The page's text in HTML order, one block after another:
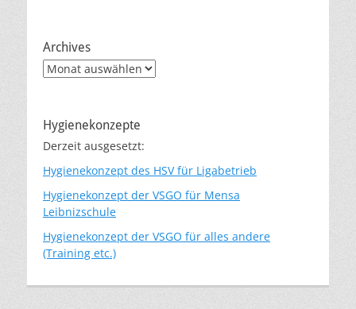
Archives
Archives
Hygienekonzepte
Derzeit ausgesetzt:
Hygienekonzept des HSV für Ligabetrieb
Hygienekonzept der VSGO für Mensa
Leibnizschule
Hygienekonzept der VSGO für alles andere
(Training etc.)